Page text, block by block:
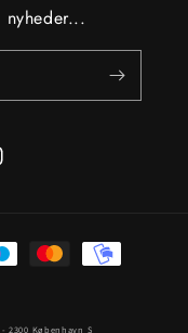
2300 København S